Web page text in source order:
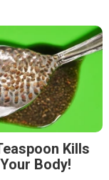
Kills
Body!